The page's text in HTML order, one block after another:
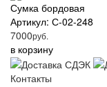
Сумка бордовая
Артикул: С-02-248
7000руб.
в корзину
Контакты